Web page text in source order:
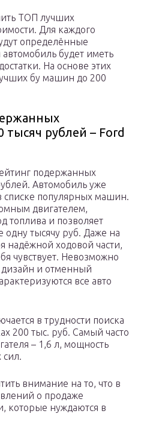
ТОП лучших
Для каждого
определённые
будет иметь
На основе этих
бу машин до 200
рублей – Ford
подержанных
Автомобиль уже
списке популярных машин.
двигателем,
топлива и позволяет
одну тысячу руб. Даже на
надёжной ходовой части,
чувствует. Невозможно
дизайн и отменный
все авто
в трудности поиска
200 тыс. руб. Самый часто
– 1,6 л, мощность
сил.
внимание на то, что в
о продаже
которые нуждаются в